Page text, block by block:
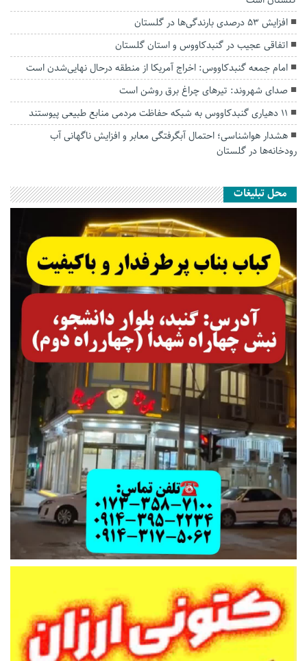
افزایش ۵۳ درصدی بارندگی‌ها در گلستان
اتفاقی عجیب در‌ گنبدکاووس و استان گلستان
امام جمعه گنبدکاووس: اخراج آمریکا از منطقه درحال نهایی‌شدن است
صدای شهروند: تیرهای چراغ برق روشن است
۱۱ دهیاری گنبدکاووس به شبکه حفاظت مردمی منابع طبیعی پیوستند
هشدار هواشناسی؛ احتمال آبگرفتگی معابر و افزایش ناگهانی آب
رودخانه‌ها در گلستان
محل تبلیغات